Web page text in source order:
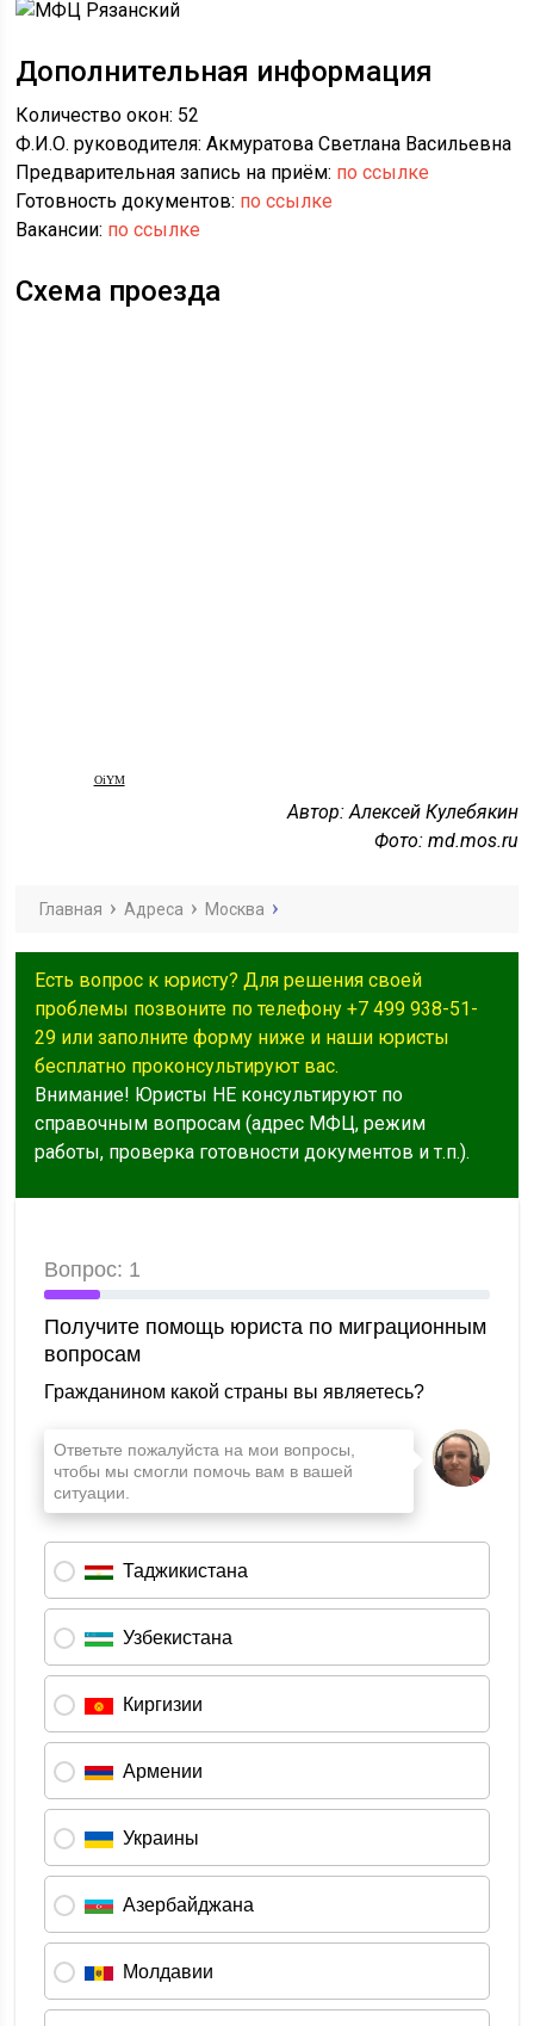
Дополнительная информация
Количество окон: 52
Ф.И.О. руководителя: Акмуратова Светлана Васильевна
Предварительная запись на приём: по ссылке
Готовность документов: по ссылке
Вакансии: по ссылке
Схема проезда
OiYM
Автор: Алексей Кулебякин
Фото: md.mos.ru
Главная Адреса Москва
Есть вопрос к юристу? Для решения своей
проблемы позвоните по телефону +7 499 938-51-
29 или заполните форму ниже и наши юристы
бесплатно проконсультируют вас.
Внимание! Юристы НЕ консультируют по
справочным вопросам (адрес МФЦ, режим
работы, проверка готовности документов и т.п.).